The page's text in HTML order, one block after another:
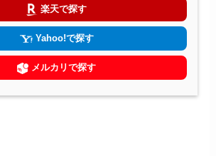
楽天で探す
Yahoo!で探す
メルカリで探す